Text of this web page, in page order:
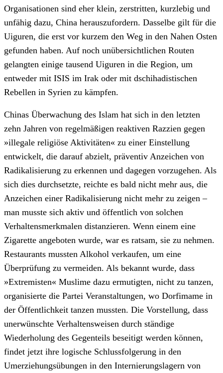
Organisationen sind eher klein, zerstritten, kurzlebig und
unfähig dazu, China herauszufordern. Dasselbe gilt für die
Uiguren, die erst vor kurzem den Weg in den Nahen Osten
gefunden haben. Auf noch unübersichtlichen Routen
gelangten einige tausend Uiguren in die Region, um
entweder mit ISIS im Irak oder mit dschihadistischen
Rebellen in Syrien zu kämpfen.
Chinas Überwachung des Islam hat sich in den letzten
zehn Jahren von regelmäßigen reaktiven Razzien gegen
»illegale religiöse Aktivitäten« zu einer Einstellung
entwickelt, die darauf abzielt, präventiv Anzeichen von
Radikalisierung zu erkennen und dagegen vorzugehen. Als
sich dies durchsetzte, reichte es bald nicht mehr aus, die
Anzeichen einer Radikalisierung nicht mehr zu zeigen –
man musste sich aktiv und öffentlich von solchen
Verhaltensmerkmalen distanzieren. Wenn einem eine
Zigarette angeboten wurde, war es ratsam, sie zu nehmen.
Restaurants mussten Alkohol verkaufen, um eine
Überprüfung zu vermeiden. Als bekannt wurde, dass
»Extremisten« Muslime dazu ermutigten, nicht zu tanzen,
organisierte die Partei Veranstaltungen, wo Dorfimame in
der Öffentlichkeit tanzen mussten. Die Vorstellung, dass
unerwünschte Verhaltensweisen durch ständige
Wiederholung des Gegenteils beseitigt werden können,
findet jetzt ihre logische Schlussfolgerung in den
Umerziehungsübungen in den Internierungslagern von